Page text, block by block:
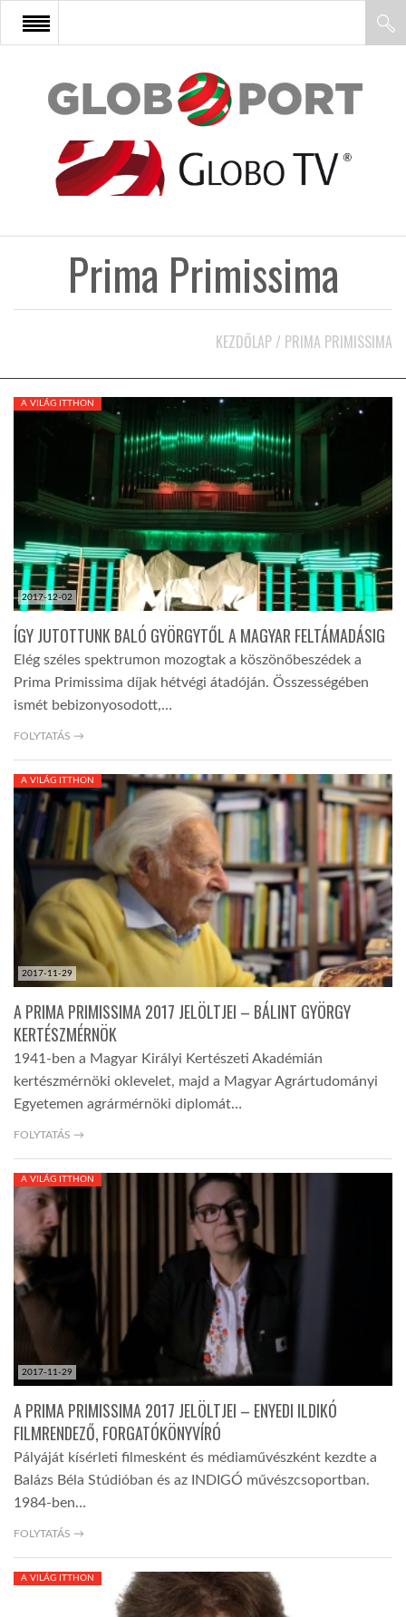
FŐOLDAL
AFRIKA
AUSZTRÁLIA
A VILÁG ITTHON
GLOBOTV BP
HÍR3D
TROPICALMAGAZIN
GLOBOTV
AFRIKA TUDÁSTÁR
A NAP SZÉPE
LINKTR.EE
GLOBOZSARU
DOBRAVERO.HU
LATIMO.HU
GLOBOBOOK
Prima Primissima
KEZDŐLAP / PRIMA PRIMISSIMA
2017-12-02
A VILÁG ITTHON
ÍGY JUTOTTUNK BALÓ GYÖRGYTŐL A MAGYAR FELTÁMADÁSIG
Elég széles spektrumon mozogtak a köszönőbeszédek a
Prima Primissima díjak hétvégi átadóján. Összességében
ismét bebizonyosodott,…
FOLYTATÁS →
2017-11-29
A VILÁG ITTHON
A PRIMA PRIMISSIMA 2017 JELÖLTJEI – BÁLINT GYÖRGY
KERTÉSZMÉRNÖK
1941-ben a Magyar Királyi Kertészeti Akadémián
kertészmérnöki oklevelet, majd a Magyar Agrártudományi
Egyetemen agrármérnöki diplomát…
FOLYTATÁS →
2017-11-29
A VILÁG ITTHON
A PRIMA PRIMISSIMA 2017 JELÖLTJEI – ENYEDI ILDIKÓ
FILMRENDEZŐ, FORGATÓKÖNYVÍRÓ
Pályáját kísérleti filmesként és médiaművészként kezdte a
Balázs Béla Stúdióban és az INDIGÓ művészcsoportban.
1984-ben…
FOLYTATÁS →
A VILÁG ITTHON